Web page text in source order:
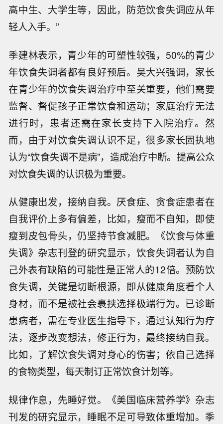
高中生、大学生等，因此，防范饮食失调应从年
轻人入手。”
季建林表示，青少年的可塑性较强，50%的青少
年饮食失调者都有良好预后。吴大兴强调，家长
在青少年的饮食失调治疗中至关重要，他们需要
监督、督促孩子正常饮食和运动；家庭治疗无法
进行时，患者还需在家长支持下入院治疗。然
而，由于对饮食失调认识不足，很多家长固执地
认为“饮食失调不是病”，造成治疗中断。提高公众
对饮食失调的认识极为重要。
从健康出发，接纳自我。厌食症、贪食症患者在
自我评价上多有偏差，比如，瘦而不自知，即使
瘦到皮包骨头，仍坚持节食减肥。《饮食与体重
失调》杂志刊登的研究显示，饮食失调者认为自
己外表有缺陷的可能性是正常人的12倍。预防饮
食失调，关键是切断根源，即从健康角度看个人
身材，而不是被社会裹挟选择极端行为。已诊断
患病者，需在专业医生指导下，通过认知行为疗
法，逐步改变想法，修正行为，最终接纳自我。
比如，了解饮食失调对身心的伤害；依自己选择
的食物类型，每天制订正常饮食计划等。
规律作息，先睡好觉。《美国临床营养学》杂志
刊发的研究显示，睡眠不足可导致体重增加。季